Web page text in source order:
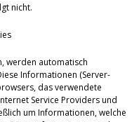
nicht.
werden automatisch
Informationen (Server-
das verwendete
Service Providers und
um Informationen, welche